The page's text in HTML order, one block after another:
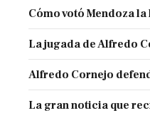
Cómo votó Mendoza
La jugada de Alfredo
Alfredo Cornejo
La gran noticia que